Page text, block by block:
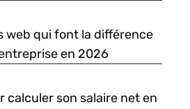
web qui font la différence
en 2026
calculer son salaire net en